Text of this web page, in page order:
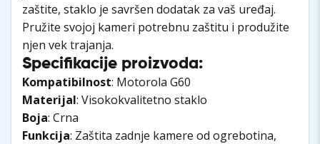
zaštite, staklo je savršen dodatak za vaš uređaj.
Pružite svojoj kameri potrebnu zaštitu i produžite
njen vek trajanja.
Specifikacije proizvoda:
Kompatibilnost: Motorola G60
Materijal: Visokokvalitetno staklo
Boja: Crna
Funkcija: Zaštita zadnje kamere od ogrebotina,